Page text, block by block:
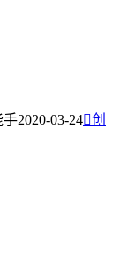
手2020-03-24创